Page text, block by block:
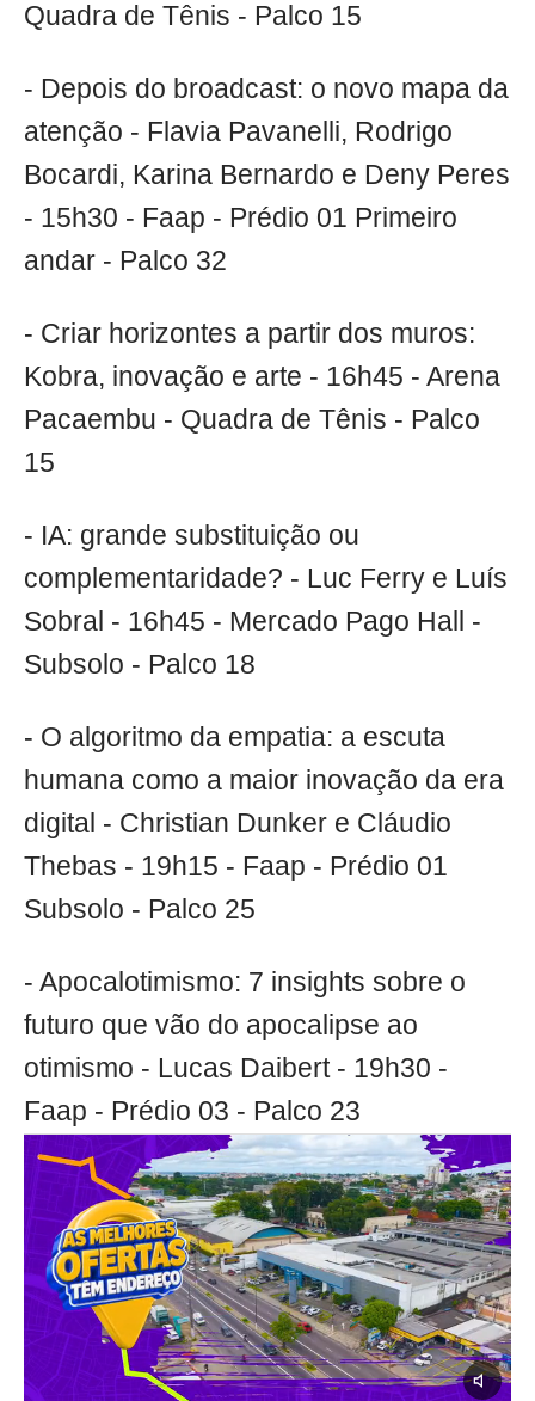
Quadra de Tênis - Palco 15
- Depois do broadcast: o novo mapa da
atenção - Flavia Pavanelli, Rodrigo
Bocardi, Karina Bernardo e Deny Peres
- 15h30 - Faap - Prédio 01 Primeiro
andar - Palco 32
- Criar horizontes a partir dos muros:
Kobra, inovação e arte - 16h45 - Arena
Pacaembu - Quadra de Tênis - Palco
15
- IA: grande substituição ou
complementaridade? - Luc Ferry e Luís
Sobral - 16h45 - Mercado Pago Hall -
Subsolo - Palco 18
- O algoritmo da empatia: a escuta
humana como a maior inovação da era
digital - Christian Dunker e Cláudio
Thebas - 19h15 - Faap - Prédio 01
Subsolo - Palco 25
- Apocalotimismo: 7 insights sobre o
futuro que vão do apocalipse ao
otimismo - Lucas Daibert - 19h30 -
Faap - Prédio 03 - Palco 23